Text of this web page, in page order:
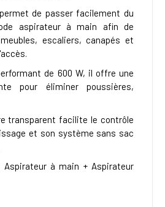
de passer facilement du
aspirateur à main afin de
escaliers, canapés et
de 600 W, il offre une
pour éliminer poussières,
transparent facilite le contrôle
et son système sans sac
à main + Aspirateur